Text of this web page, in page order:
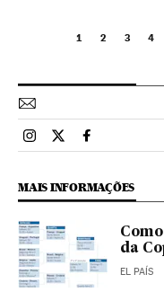
1 2 3 4
Esportes El País
Esportes El País
Esportes El
MAIS INFORMAÇÕES
da
EL PAÍS